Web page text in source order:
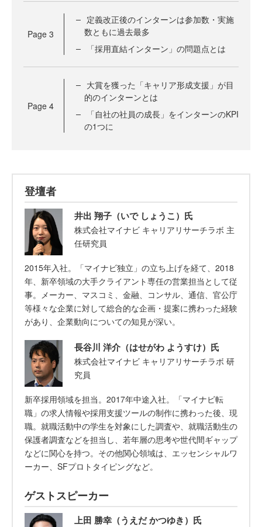
Page 3
定義改正後のインターンは参加数・実施
数ともに過去最多
「採用直結インターン」の問題点とは
Page 4
大賞を獲った「キャリア形成支援」が目
的のインターンとは
「自社の社員の成長」をインターンのKPI
の1つに
登壇者
井出 翔子（いで しょうこ）氏
株式会社マイナビ キャリアリサーチラボ 主
任研究員
2015年入社。「マイナビ独立」の立ち上げを経て、2018
年、新卒領域の大手クライアント専任の営業担当として従
事。メーカー、マスコミ、金融、コンサル、通信、官公庁
等様々な企業に対して総合的な企画・提案に携わった経験
があり、企業動向についての知見が深い。
長谷川 洋介（はせがわ ようすけ）氏
株式会社マイナビ キャリアリサーチラボ 研
究員
新卒採用領域を担当。2017年中途入社。「マイナビ転
職」の求人情報や採用支援ツールの制作に携わった後、現
職。就職活動中の学生を対象にした調査や、就職活動生の
保護者調査などを担当し、若年層の思考や世代間ギャップ
などに関心を持つ。その他関心領域は、エッセンシャルワ
ーカー、SFプロトタイピングなど。
ゲストスピーカー
上田 勝幸（うえだ かつゆき）氏